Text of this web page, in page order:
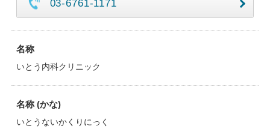
03-6761-1171
名称
いとう内科クリニック
名称 (かな)
いとうないかくりにっく